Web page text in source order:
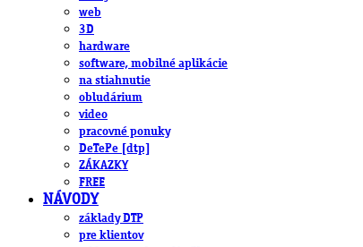
web
3D
hardware
software, mobilné aplikácie
na stiahnutie
obludárium
video
pracovné ponuky
DeTePe [dtp]
ZÁKAZKY
FREE
NÁVODY
základy DTP
pre klientov